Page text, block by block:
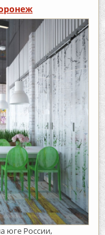
юге России,